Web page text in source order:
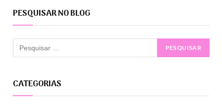
PESQUISAR NO BLOG
CATEGORIAS